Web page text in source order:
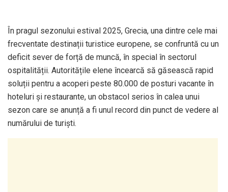
În pragul sezonului estival 2025, Grecia, una dintre cele mai
frecventate destinații turistice europene, se confruntă cu un
deficit sever de forță de muncă, în special în sectorul
ospitalității. Autoritățile elene încearcă să găsească rapid
soluții pentru a acoperi peste 80.000 de posturi vacante în
hoteluri și restaurante, un obstacol serios în calea unui
sezon care se anunță a fi unul record din punct de vedere al
numărului de turiști.